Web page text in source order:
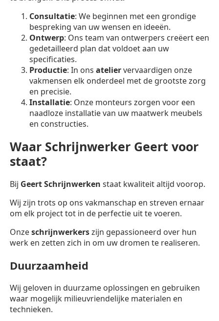
Consultatie: We beginnen met een grondige
bespreking van uw wensen en ideeën.
Ontwerp: Ons team van ontwerpers creëert een
gedetailleerd plan dat voldoet aan uw
specificaties.
Productie: In ons ateliervervaardigen onze
vakmensen elk onderdeel met de grootste zorg
en precisie.
Installatie: Onze monteurs zorgen voor een
naadloze installatie van uw maatwerk meubels
en constructies.
Waar Schrijnwerker Geert voor
staat?
Bij Geert Schrijnwerken staat kwaliteit altijd voorop.
Wij zijn trots op ons vakmanschap en streven ernaar
om elk project tot in de perfectie uit te voeren.
Onzeschrijnwerkerszijn gepassioneerd over hun
werk en zetten zich in om uw dromen te realiseren.
Duurzaamheid
Wij geloven in duurzame oplossingen en gebruiken
waar mogelijk milieuvriendelijke materialen en
technieken.